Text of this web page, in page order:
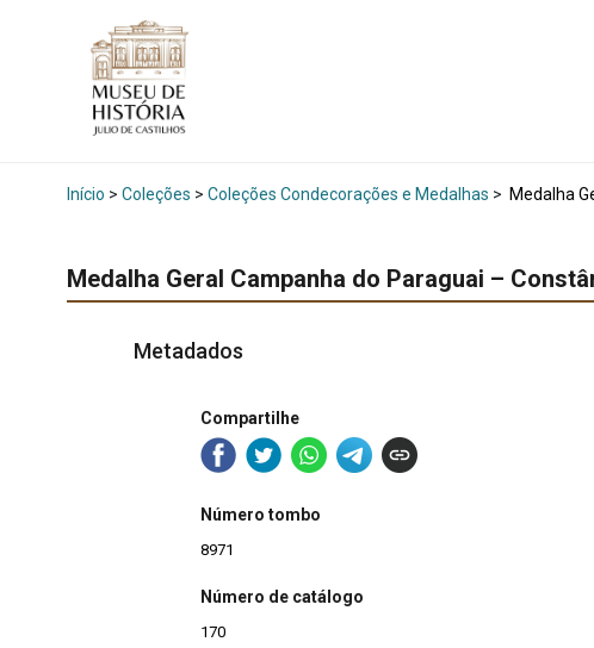
Início > Coleções > Coleções Condecorações e Medalhas > Medalha
Medalha Geral Campanha do Paraguai –
Metadados
Compartilhe
Número tombo
8971
Número de catálogo
170